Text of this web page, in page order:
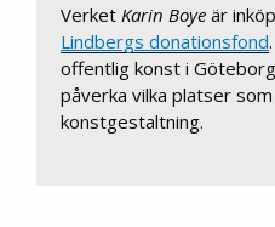
Verket Karin Boye är
Lindbergs donationsfond
offentlig konst i
påverka vilka platser
konstgestaltning.